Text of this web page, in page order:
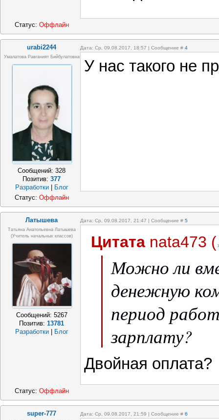
Статус: Оффлайн
urabi2244 Дата: Ср, 09.08.2017, 18:57 | Сообщение # 4
Умалатова Равганият Бийбулатовна
Сообщений:328
Позитив:377
Разработки
Блог
У нас такого не
Статус: Оффлайн
Латышева Дата: Ср, 09.08.2017, 21:47 | Сообщение # 5
Татьяна Анатольевна Латышева
(учитель начальных классов)
Сообщений: 5267
Позитив:13781
Разработки
Блог
Цитата nata473 (
Можно ли
денежную
период
зарплату?
Двойная оплата?
Статус: Оффлайн
super-777 Дата: Ср, 09.08.2017, 21:59 | Сообщение # 6